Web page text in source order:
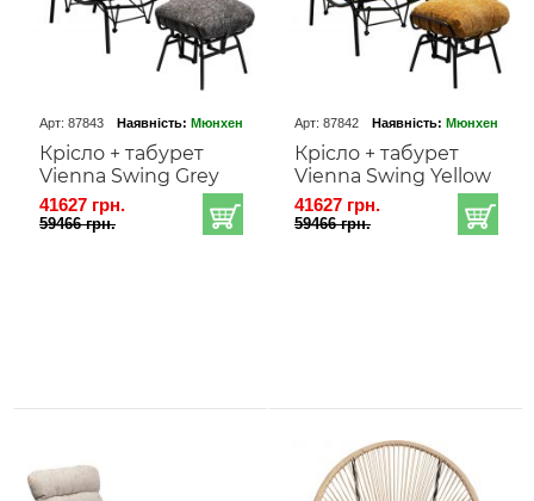
Арт: 87843 Наявність: Мюнхен
Крісло + табурет
Vienna Swing Grey
41627 грн.
59466 грн.
Арт: 87842 Наявність: Мюнхен
Крісло + табурет
Vienna Swing Yellow
41627 грн.
59466 грн.